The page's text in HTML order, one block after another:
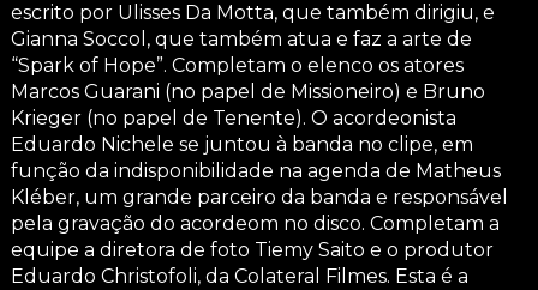
escrito por Ulisses Da Motta, que também dirigiu, e
Gianna Soccol, que também atua e faz a arte de
“Spark of Hope”. Completam o elenco os atores
Marcos Guarani (no papel de Missioneiro) e Bruno
Krieger (no papel de Tenente). O acordeonista
Eduardo Nichele se juntou à banda no clipe, em
função da indisponibilidade na agenda de Matheus
Kléber, um grande parceiro da banda e responsável
pela gravação do acordeom no disco. Completam a
equipe a diretora de foto Tiemy Saito e o produtor
Eduardo Christofoli, da Colateral Filmes. Esta é a